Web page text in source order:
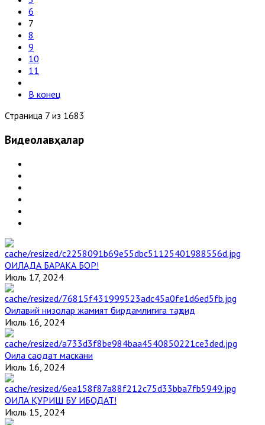
6
7
8
9
10
11
В конец
Страница 7 из 1683
Видеолавҳалар
ОИЛАДА БАРАКА БОР!
Июль 17, 2024
Оилавий низолар жамият бирдамлигига таҳдид
Июль 16, 2024
Оила саодат маскани
Июль 16, 2024
ОИЛА ҚУРИШ БУ ИБОДАТ!
Июль 15, 2024